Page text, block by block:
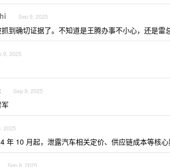
Sep 9, 2025
到确切证据了。不知道是王腾办事不小心，还是雷
9, 2025
Sep 9, 2025
2025
年 10 月起，泄露汽车相关定价、供应链成本等核
Sep 9, 2025